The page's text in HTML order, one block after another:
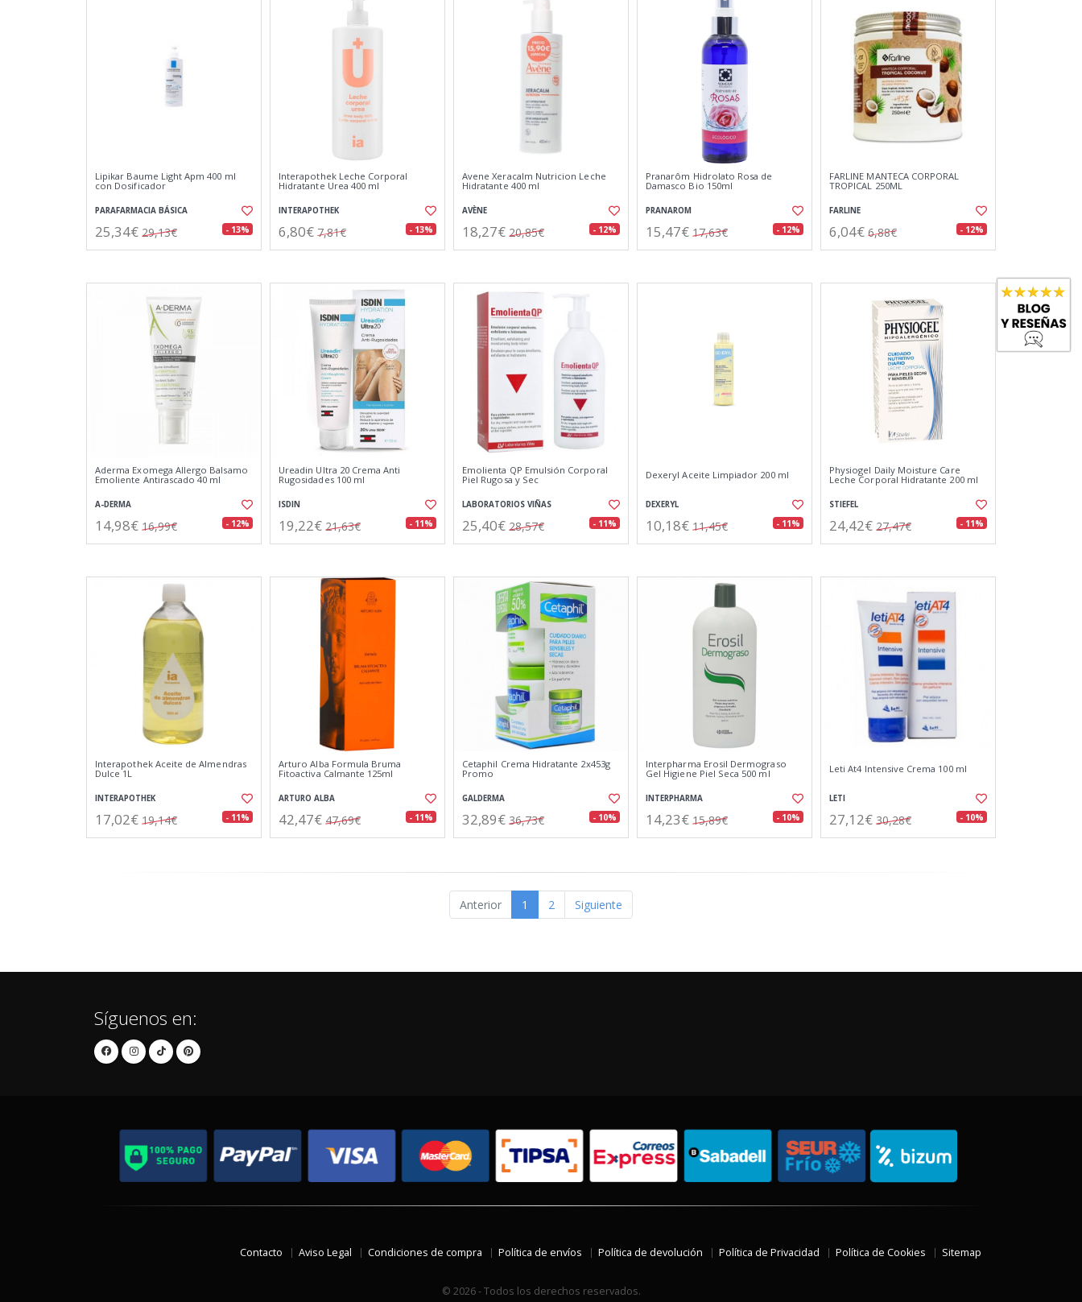
Lipikar Baume Light Apm 400 ml
con Dosificador
PARAFARMACIA BÁSICA
25,34€ 29,13€ - 13%
Interapothek Leche Corporal
Hidratante Urea 400 ml
INTERAPOTHEK
6,80€ 7,81€ - 13%
Avene Xeracalm Nutricion Leche
Hidratante 400 ml
AVÈNE
18,27€ 20,85€ - 12%
Pranarôm Hidrolato Rosa de
Damasco Bio 150ml
PRANAROM
15,47€ 17,63€ - 12%
FARLINE MANTECA CORPORAL
TROPICAL 250ML
FARLINE
6,04€ 6,88€ - 12%
Aderma Exomega Allergo Balsamo
Emoliente Antirascado 40 ml
A-DERMA
14,98€ 16,99€ - 12%
Ureadin Ultra 20 Crema Anti
Rugosidades 100 ml
ISDIN
19,22€ 21,63€ - 11%
Emolienta QP Emulsión Corporal
Piel Rugosa y Sec
LABORATORIOS VIÑAS
25,40€ 28,57€ - 11%
Dexeryl Aceite Limpiador 200 ml
DEXERYL
10,18€ 11,45€ - 11%
Physiogel Daily Moisture Care
Leche Corporal Hidratante 200 ml
STIEFEL
24,42€ 27,47€ - 11%
Interapothek Aceite de Almendras
Dulce 1L
INTERAPOTHEK
17,02€ 19,14€ - 11%
Arturo Alba Formula Bruma
Fitoactiva Calmante 125ml
ARTURO ALBA
42,47€ 47,69€ - 11%
Cetaphil Crema Hidratante 2x453g
Promo
GALDERMA
32,89€ 36,73€ - 10%
Interpharma Erosil Dermograso
Gel Higiene Piel Seca 500 ml
INTERPHARMA
14,23€ 15,89€ - 10%
Leti At4 Intensive Crema 100 ml
LETI
27,12€ 30,28€ - 10%
Anterior 1 2 Siguiente
Síguenos en:
Contacto Aviso Legal Condiciones de compra Política de envíos Política de devolución Política de Privacidad Política de Cookies Sitemap
© 2026 - Todos los derechos reservados.